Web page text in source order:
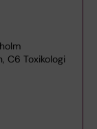
C6 Toxikologi